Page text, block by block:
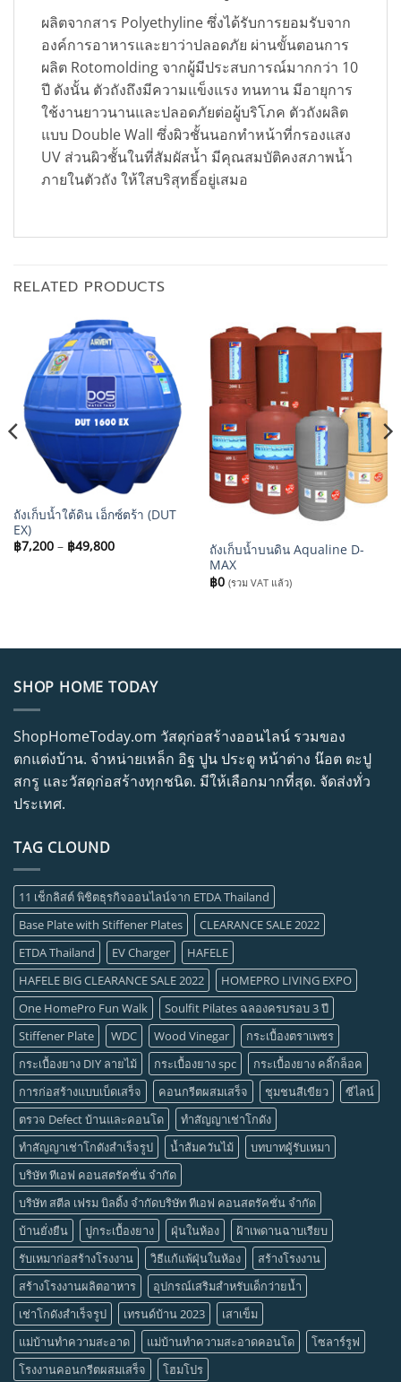
ผลิตจากสาร Polyethyline ซึ่งได้รับการยอมรับจาก
องค์การอาหารและยาว่าปลอดภัย ผ่านขั้นตอนการ
ผลิต Rotomolding จากผู้มีประสบการณ์มากกว่า 10
ปี ดังนั้น ตัวถังถึงมีความแข็งแรง ทนทาน มีอายุการ
ใช้งานยาวนานและปลอดภัยต่อผู้บริโภค ตัวถังผลิต
แบบ Double Wall ซึ่งผิวชั้นนอกทำหน้าที่กรองแสง
UV ส่วนผิวชั้นในที่สัมผัสน้ำ มีคุณสมบัติคงสภาพน้ำ
ภายในตัวถัง ให้ใสบริสุทธิ์อยู่เสมอ
RELATED PRODUCTS
ถังเก็บน้ำใต้ดิน เอ็กซ์ตร้า (DUT
EX)
฿7,200 – ฿49,800Price
ถังเก็บน้ำบนดิน Aqualine D-
MAX
฿0 (รวม VAT แล้ว)
SHOP HOME TODAY
ShopHomeToday.om วัสดุก่อสร้างออนไลน์ รวมของ
ตกแต่งบ้าน. จำหน่ายเหล็ก อิฐ ปูน ประตู หน้าต่าง น๊อต ตะปู
สกรู และวัสดุก่อสร้างทุกชนิด. มีให้เลือกมากที่สุด. จัดส่งทั่ว
ประเทศ.
TAG CLOUND
11 เช็กลิสต์ พิชิตธุรกิจออนไลน์จาก ETDA Thailand
Base Plate with Stiffener Plates
CLEARANCE SALE 2022
ETDA Thailand
EV Charger
HAFELE
HAFELE BIG CLEARANCE SALE 2022
HOMEPRO LIVING EXPO
One HomePro Fun Walk
Soulfit Pilates ฉลองครบรอบ 3 ปี
Stiffener Plate
WDC Wood Vinegar
กระเบื้องตราเพชร
กระเบื้องยาง DIY ลายไม้
กระเบื้องยาง spc
กระเบื้องยาง คลิ๊กล็อค
การก่อสร้างแบบเบ็ดเสร็จ
คอนกรีตผสมเสร็จ ชุมชนสีเขียว
ซีไลน์
ตรวจ Defect บ้านและคอนโด
ทำสัญญาเช่าโกดัง
ทำสัญญาเช่าโกดังสำเร็จรูป
น้ำส้มควันไม้
บทบาทผู้รับเหมา
บริษัท ทีเอฟ คอนสตรัคชั่น จำกัด
บริษัท สตีล เฟรม บิลดิ้ง จำกัดบริษัท ทีเอฟ คอนสตรัคชั่น จำกัด
บ้านยั่งยืน
ปูกระเบื้องยาง ฝุ่นในห้อง
ฝ้าเพดานฉาบเรียบ
รับเหมาก่อสร้างโรงงาน
วิธีแก้แพ้ฝุ่นในห้อง
สร้างโรงงาน
สร้างโรงงานผลิตอาหาร
อุปกรณ์เสริมสำหรับเด็กว่ายน้ำ
เช่าโกดังสำเร็จรูป
เทรนด์บ้าน 2023
เสาเข็ม
แม่บ้านทำความสะอาด
แม่บ้านทำความสะอาดคอนโด
โซลาร์รูฟ
โรงงานคอนกรีตผสมเสร็จ
โฮมโปร